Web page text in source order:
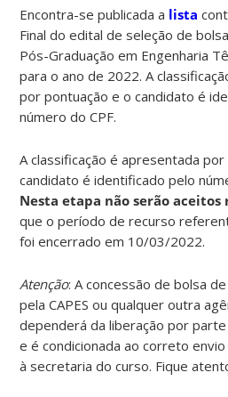
Encontra-se publicada a lista
Final do edital de seleção de
Pós-Graduação em Engenharia
para o ano de 2022. A
por pontuação e o candidato é
número do CPF.
A classificação é apresentada
candidato é identificado pelo
Nesta etapa não serão aceitos
que o período de recurso
foi encerrado em 10/03/2022.
Atenção: A concessão de bolsa
pela CAPES ou qualquer outra
dependerá da liberação por
e é condicionada ao correto
à secretaria do curso. Fique